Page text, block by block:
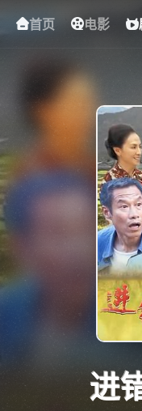
首页 电影 下
gt 0"}
进